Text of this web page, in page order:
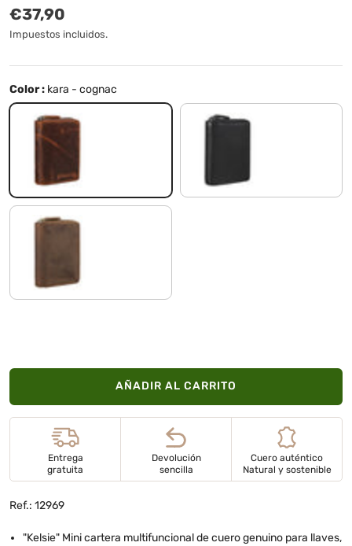
Precio normal
€37,90
Impuestos incluidos.
Color : kara - cognac
kara - cognac
AÑADIR AL CARRITO
Entrega
gratuita
Devolución
sencilla
Cuero auténtico
Natural y sostenible
Ref.: 12969
"Kelsie" Mini cartera multifuncional de cuero genuino para llaves,